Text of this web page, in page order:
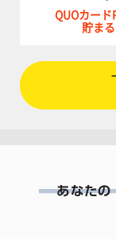
QUOカード
貯まる